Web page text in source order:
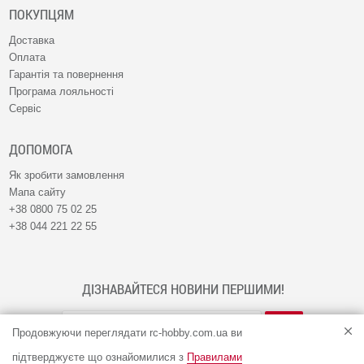
Продовжуючи переглядати rc-hobby.com.ua ви
підтверджуєте що ознайомилися з Правилами
ПОКУПЦЯМ
Доставка
Оплата
Гарантія та повернення
Програма лояльності
Сервіс
ДОПОМОГА
Як зробити замовлення
Мапа сайту
+38 0800 75 02 25
+38 044 221 22 55
ДІЗНАВАЙТЕСЯ НОВИНИ ПЕРШИМИ!